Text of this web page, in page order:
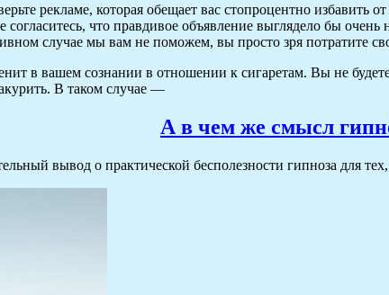
рекламе, которая обещает вас стопроцентно
согласитесь, что правдивое объявление выглядело бы
случае мы вам не поможем, вы просто зря потратите
в вашем сознании в отношении к сигаретам. Вы не
В таком случае —
А в чем же смысл
вывод о практической бесполезности гипноза для